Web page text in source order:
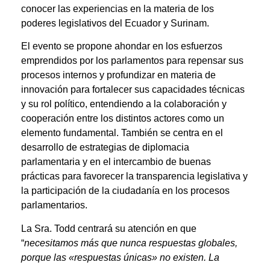
conocer las experiencias en la materia de los
poderes legislativos del Ecuador y Surinam.
El evento se propone ahondar en los esfuerzos
emprendidos por los parlamentos para repensar sus
procesos internos y profundizar en materia de
innovación para fortalecer sus capacidades técnicas
y su rol político, entendiendo a la colaboración y
cooperación entre los distintos actores como un
elemento fundamental. También se centra en el
desarrollo de estrategias de diplomacia
parlamentaria y en el intercambio de buenas
prácticas para favorecer la transparencia legislativa y
la participación de la ciudadanía en los procesos
parlamentarios.
La Sra. Todd centrará su atención en que
“necesitamos más que nunca respuestas globales,
porque las «respuestas únicas» no existen. La